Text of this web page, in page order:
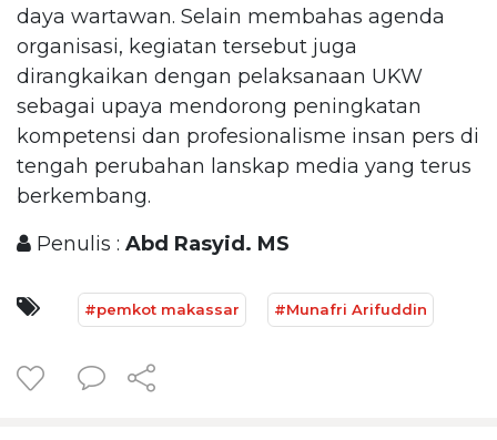
daya wartawan. Selain membahas agenda
organisasi, kegiatan tersebut juga
dirangkaikan dengan pelaksanaan UKW
sebagai upaya mendorong peningkatan
kompetensi dan profesionalisme insan pers di
tengah perubahan lanskap media yang terus
berkembang.
Penulis : Abd Rasyid. MS
#pemkot makassar #Munafri Arifuddin